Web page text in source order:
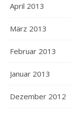
April 2013
März 2013
Februar 2013
Januar 2013
Dezember 2012